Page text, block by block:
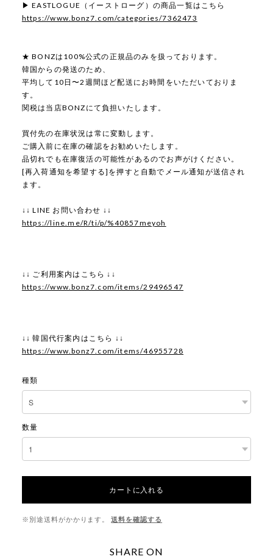
▶ EASTLOGUE（イーストローグ）の商品一覧はこちら
https://www.bonz7.com/categories/7362473
★ BONZは100%公式の正規品のみを扱っております。
韓国からの発送のため、
平均して10日〜2週間ほど配送にお時間をいただいておりま
す。
関税は当店BONZにて負担いたします。
買付先の在庫状況は常に変動します。
ご購入前に在庫の確認をお勧めいたします。
品切れでも在庫復活の可能性があるのでお声がけください。
[再入荷通知を希望する]を押すと自動でメール通知が送信され
ます。
↓↓ LINE お問い合わせ ↓↓
https://line.me/R/ti/p/%40857meyoh
↓↓ ご利用案内はこちら ↓↓
https://www.bonz7.com/items/29496547
↓↓ 韓国代行案内はこちら ↓↓
https://www.bonz7.com/items/46955728
種類
数量
カートに入れる
※別途送料がかかります。 送料を確認する
SHARE ON